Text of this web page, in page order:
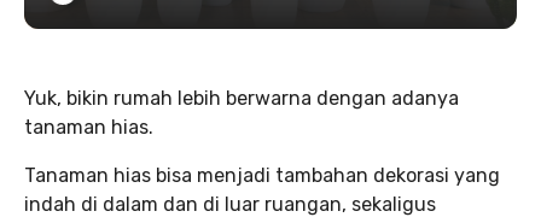
Yuk, bikin rumah lebih berwarna dengan adanya
tanaman hias.
Tanaman hias bisa menjadi tambahan dekorasi yang
indah di dalam dan di luar ruangan, sekaligus